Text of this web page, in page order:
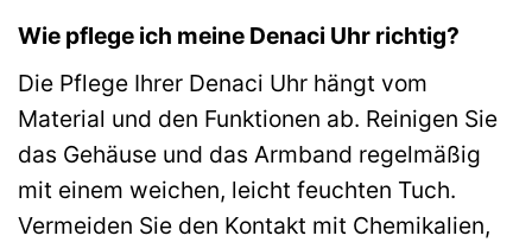
Wie pflege ich meine Denaci Uhr richtig?
Die Pflege Ihrer Denaci Uhr hängt vom
Material und den Funktionen ab. Reinigen Sie
das Gehäuse und das Armband regelmäßig
mit einem weichen, leicht feuchten Tuch.
Vermeiden Sie den Kontakt mit Chemikalien,